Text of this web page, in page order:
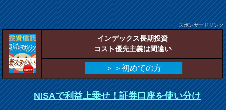
スポンサードリンク
インデックス長期投資
コスト優先主義は間違い
＞＞初めての方
NISAで利益上乗せ！証券口座を使い分け